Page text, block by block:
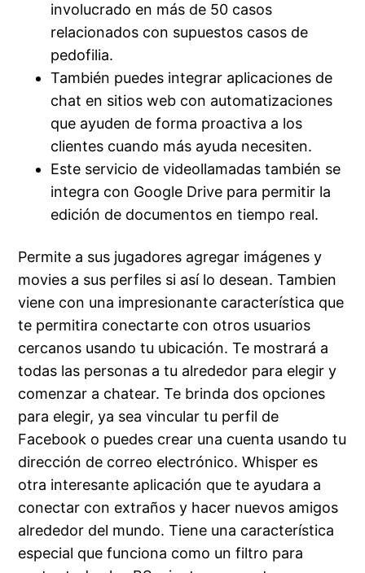
involucrado en más de 50 casos
relacionados con supuestos casos de
pedofilia.
También puedes integrar aplicaciones de
chat en sitios web con automatizaciones
que ayuden de forma proactiva a los
clientes cuando más ayuda necesiten.
Este servicio de videollamadas también se
integra con Google Drive para permitir la
edición de documentos en tiempo real.
Permite a sus jugadores agregar imágenes y
movies a sus perfiles si así lo desean. Tambien
viene con una impresionante característica que
te permitira conectarte con otros usuarios
cercanos usando tu ubicación. Te mostrará a
todas las personas a tu alrededor para elegir y
comenzar a chatear. Te brinda dos opciones
para elegir, ya sea vincular tu perfil de
Facebook o puedes crear una cuenta usando tu
dirección de correo electrónico. Whisper es
otra interesante aplicación que te ayudara a
conectar con extraños y hacer nuevos amigos
alrededor del mundo. Tiene una característica
especial que funciona como un filtro para